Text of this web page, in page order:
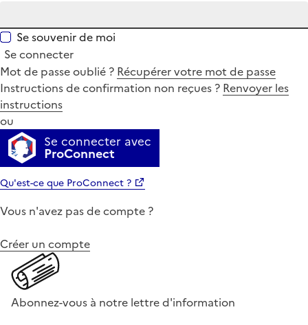
Se souvenir de moi
Se connecter
Mot de passe oublié ? Récupérer votre mot de passe
Instructions de confirmation non reçues ? Renvoyer les
instructions
ou
Se connecter avec
ProConnect
Qu'est-ce que ProConnect ?
Vous n'avez pas de compte ?
Créer un compte
Abonnez-vous à notre lettre d'information